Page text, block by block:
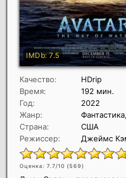
Качество:
HDrip
Время:
192 мин.
Год:
2022
Жанр:
Страна:
США
Режиссер:
Джеймс
Оценка: 7.7/10 (569)